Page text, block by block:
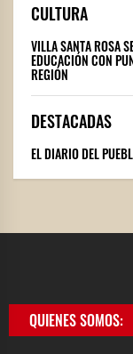
CULTURA
VILLA SANTA ROSA
EDUCACIÓN CON
REGIÓN
DESTACADAS
EL DIARIO DEL
QUIENES SOMOS: